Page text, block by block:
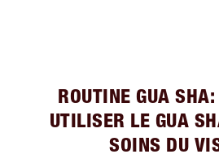
ROUTINE GUA
UTILISER LE GUA
SOINS DU